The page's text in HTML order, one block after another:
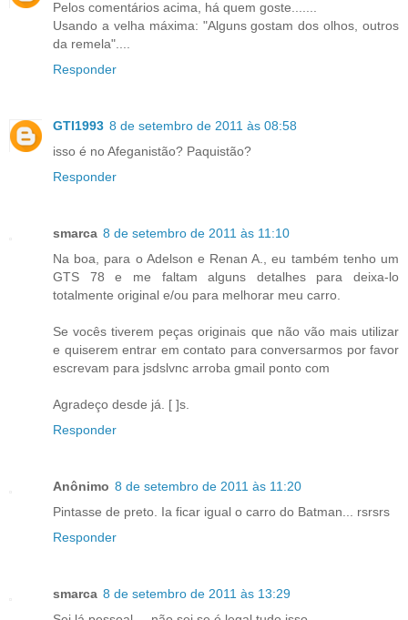
Pelos comentários acima, há quem goste.......
Usando a velha máxima: "Alguns gostam dos olhos, outros
da remela"....
Responder
GTI1993 8 de setembro de 2011 às 08:58
isso é no Afeganistão? Paquistão?
Responder
smarca 8 de setembro de 2011 às 11:10
Na boa, para o Adelson e Renan A., eu também tenho um
GTS 78 e me faltam alguns detalhes para deixa-lo
totalmente original e/ou para melhorar meu carro.
Se vocês tiverem peças originais que não vão mais utilizar
e quiserem entrar em contato para conversarmos por favor
escrevam para jsdslvnc arroba gmail ponto com
Agradeço desde já. [ ]s.
Responder
Anônimo 8 de setembro de 2011 às 11:20
Pintasse de preto. Ia ficar igual o carro do Batman... rsrsrs
Responder
smarca 8 de setembro de 2011 às 13:29